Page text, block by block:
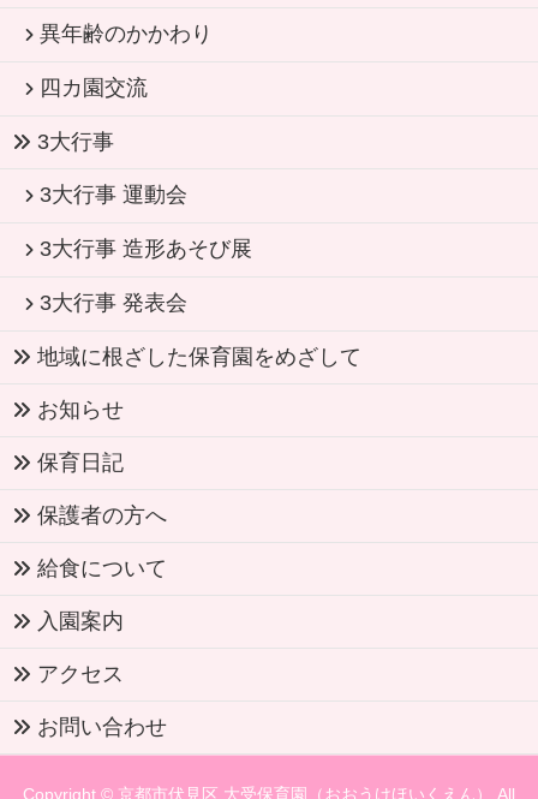
異年齢のかかわり
四カ園交流
3大行事
3大行事 運動会
3大行事 造形あそび展
3大行事 発表会
地域に根ざした保育園をめざして
お知らせ
保育日記
保護者の方へ
給食について
入園案内
アクセス
お問い合わせ
Copyright © 京都市伏見区 大受保育園（おおうけほいくえん） All